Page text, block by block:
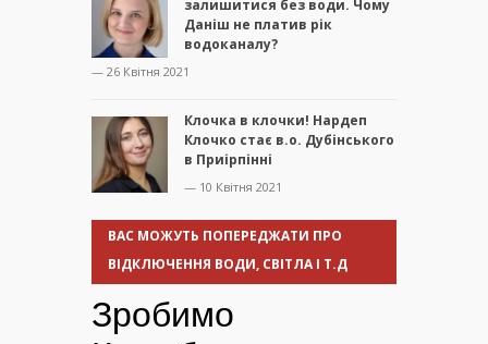
залишитися без води. Чому
Даніш не платив рік
водоканалу?
— 26 Квітня 2021
Клочка в клочки! Нардеп
Клочко стає в.о. Дубінського
в Приірпінні
— 10 Квітня 2021
ВАС МОЖУТЬ ПОПЕРЕДЖАТИ ПРО
ВІДКЛЮЧЕННЯ ВОДИ, СВІТЛА І Т.Д